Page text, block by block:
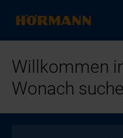
Willkommen
Wonach